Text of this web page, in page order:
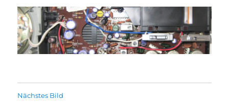
Nächstes Bild